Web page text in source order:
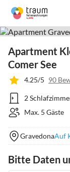
Apartment
Comer See
4.25/5 90
2
Max. 5 Gäste
GravedonaAuf
Bitte Daten